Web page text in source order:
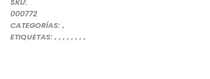
SKU:
000772
CATEGORÍAS:OBRAS DE GONRÓD
,
ETIQUETAS:ARTE COMPRAR
,ARTE INVERSIÓN. COLECCIONAR ARTE.
,COLECCIÓN DE OBRAS DE ARTE
,COLECCIONAR GRANDES PINTORES DE
,COLECCIONISTAS DE PESO
,COMPRAR ARTE
,COMPRAR ARTE ESPAÑOL
,INVERTIR EN ARTE
,